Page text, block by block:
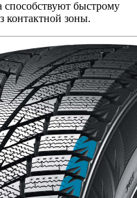
способствуют быстрому
контактной зоны.